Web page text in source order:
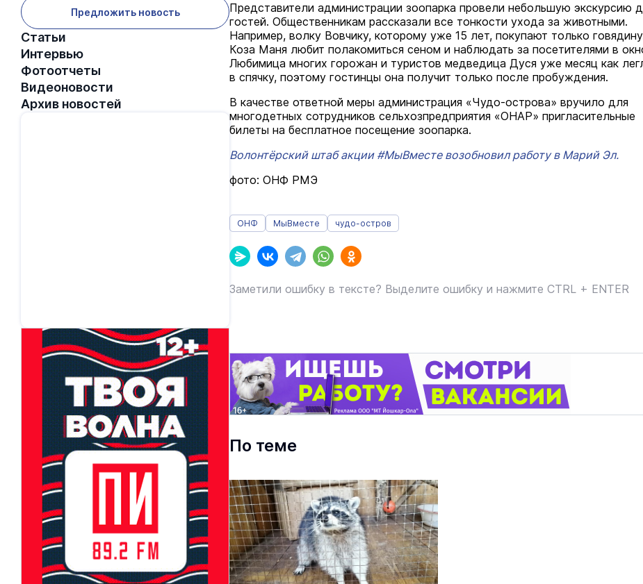
Предложить новость
Статьи
Интервью
Фотоотчеты
Видеоновости
Архив новостей
Представители администрации зоопарка провели небольшую экскурсию
гостей. Общественникам рассказали все тонкости ухода за животными.
Например, волку Вовчику, которому уже 15 лет, покупают только
Коза Маня любит полакомиться сеном и наблюдать за посетителями в
Любимица многих горожан и туристов медведица Дуся уже месяц как
в спячку, поэтому гостинцы она получит только после пробуждения.
В качестве ответной меры администрация «Чудо-острова» вручило для
многодетных сотрудников сельхозпредприятия «ОНАР» пригласительные
билеты на бесплатное посещение зоопарка.
Волонтёрский штаб акции #МыВместе возобновил работу в Марий Эл.
фото: ОНФ РМЭ
ОНФ МыВместе чудо-остров
Заметили ошибку в тексте? Выделите ошибку и нажмите CTRL + ENTER
По теме